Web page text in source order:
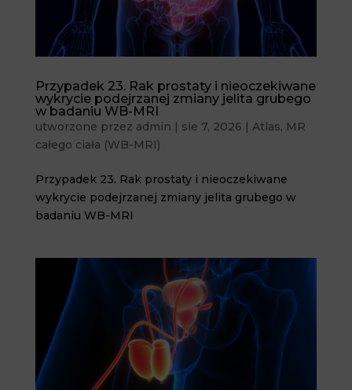
Przypadek 23. Rak prostaty i nieoczekiwane
wykrycie podejrzanej zmiany jelita grubego
w badaniu WB-MRI
utworzone przez admin | sie 7, 2026 | Atlas, MR
całego ciała (WB-MRI)
Przypadek 23. Rak prostaty i nieoczekiwane
wykrycie podejrzanej zmiany jelita grubego w
badaniu WB-MRI